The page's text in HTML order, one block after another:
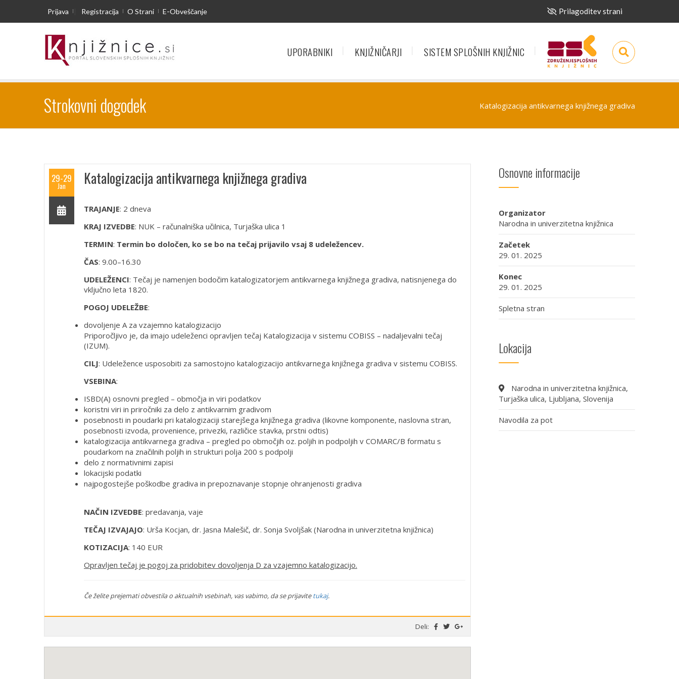
Prijava | Registracija O Strani E-Obveščanje Prilagoditev strani
UPORABNIKI KNJIŽNIČARJI SISTEM SPLOŠNIH KNJIŽNIC
Strokovni dogodek Katalogizacija antikvarnega knjižnega gradiva
29-29
Jan Katalogizacija antikvarnega knjižnega gradiva
TRAJANJE: 2 dneva
KRAJ IZVEDBE: NUK – računalniška učilnica, Turjaška ulica 1
TERMIN: Termin bo določen, ko se bo na tečaj prijavilo vsaj 8 udeležencev.
ČAS: 9.00–16.30
UDELEŽENCI: Tečaj je namenjen bodočim katalogizatorjem antikvarnega knjižnega gradiva, natisnjenega do
vključno leta 1820.
POGOJ UDELEŽBE:
dovoljenje A za vzajemno katalogizacijo
Priporočljivo je, da imajo udeleženci opravljen tečaj Katalogizacija v sistemu COBISS – nadaljevalni tečaj
(IZUM).
CILJ: Udeležence usposobiti za samostojno katalogizacijo antikvarnega knjižnega gradiva v sistemu COBISS.
VSEBINA:
ISBD(A) osnovni pregled – območja in viri podatkov
koristni viri in priročniki za delo z antikvarnim gradivom
posebnosti in poudarki pri katalogizaciji starejšega knjižnega gradiva (likovne komponente, naslovna stran,
posebnosti izvoda, provenience, privezki, različice stavka, prstni odtis)
katalogizacija antikvarnega gradiva – pregled po območjih oz. poljih in podpoljih v COMARC/B formatu s
poudarkom na značilnih poljih in strukturi polja 200 s podpolji
delo z normativnimi zapisi
lokacijski podatki
najpogostejše poškodbe gradiva in prepoznavanje stopnje ohranjenosti gradiva
NAČIN IZVEDBE: predavanja, vaje
TEČAJ IZVAJAJO: Urša Kocjan, dr. Jasna Malešič, dr. Sonja Svoljšak (Narodna in univerzitetna knjižnica)
KOTIZACIJA: 140 EUR
Opravljen tečaj je pogoj za pridobitev dovoljenja D za vzajemno katalogizacijo.
Če želite prejemati obvestila o aktualnih vsebinah, vas vabimo, da se prijavitetukaj.
Deli:
Osnovne informacije
Organizator
Narodna in univerzitetna knjižnica
Začetek
29. 01. 2025
Konec
29. 01. 2025
Spletna stran
Lokacija
Narodna in univerzitetna knjižnica,
Turjaška ulica, Ljubljana, Slovenija
Navodila za pot